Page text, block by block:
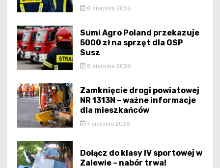
8 sierpnia 2026
Sumi Agro Poland przekazuje
5000 zł na sprzęt dla OSP
Susz
8 sierpnia 2026
Zamknięcie drogi powiatowej
NR 1313N – ważne informacje
dla mieszkańców
7 sierpnia 2026
Dołącz do klasy IV sportowej w
Zalewie – nabór trwa!